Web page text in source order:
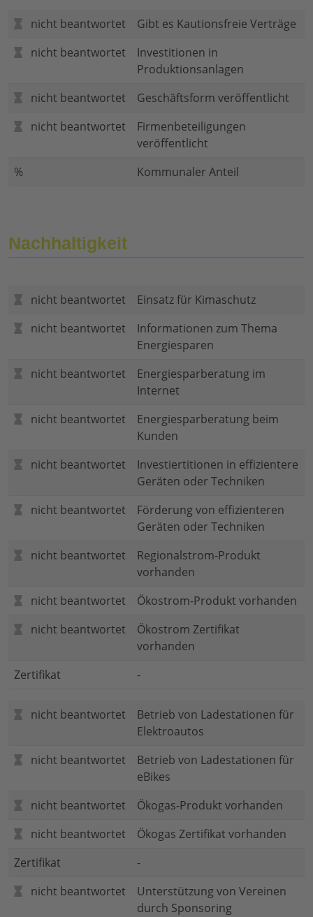
nicht beantwortet
Gibt es Kautionsfreie Verträge
nicht beantwortet
Investitionen in
Produktionsanlagen
nicht beantwortet
Geschäftsform veröffentlicht
nicht beantwortet
Firmenbeteiligungen
veröffentlicht
%
Kommunaler Anteil
Nachhaltigkeit
nicht beantwortet
Einsatz für Kimaschutz
nicht beantwortet
Informationen zum Thema
Energiesparen
nicht beantwortet
Energiesparberatung im
Internet
nicht beantwortet
Energiesparberatung beim
Kunden
nicht beantwortet
Investiertitionen in effizientere
Geräten oder Techniken
nicht beantwortet
Förderung von effizienteren
Geräten oder Techniken
nicht beantwortet
Regionalstrom-Produkt
vorhanden
nicht beantwortet
Ökostrom-Produkt vorhanden
nicht beantwortet
Ökostrom Zertifikat
vorhanden
Zertifikat
-
nicht beantwortet
Betrieb von Ladestationen für
Elektroautos
nicht beantwortet
Betrieb von Ladestationen für
eBikes
nicht beantwortet
Ökogas-Produkt vorhanden
nicht beantwortet
Ökogas Zertifikat vorhanden
Zertifikat
-
nicht beantwortet
Unterstützung von Vereinen
durch Sponsoring